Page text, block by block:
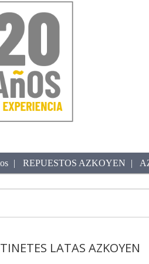
REPUESTOS AZKOYEN
LATAS AZKOYEN